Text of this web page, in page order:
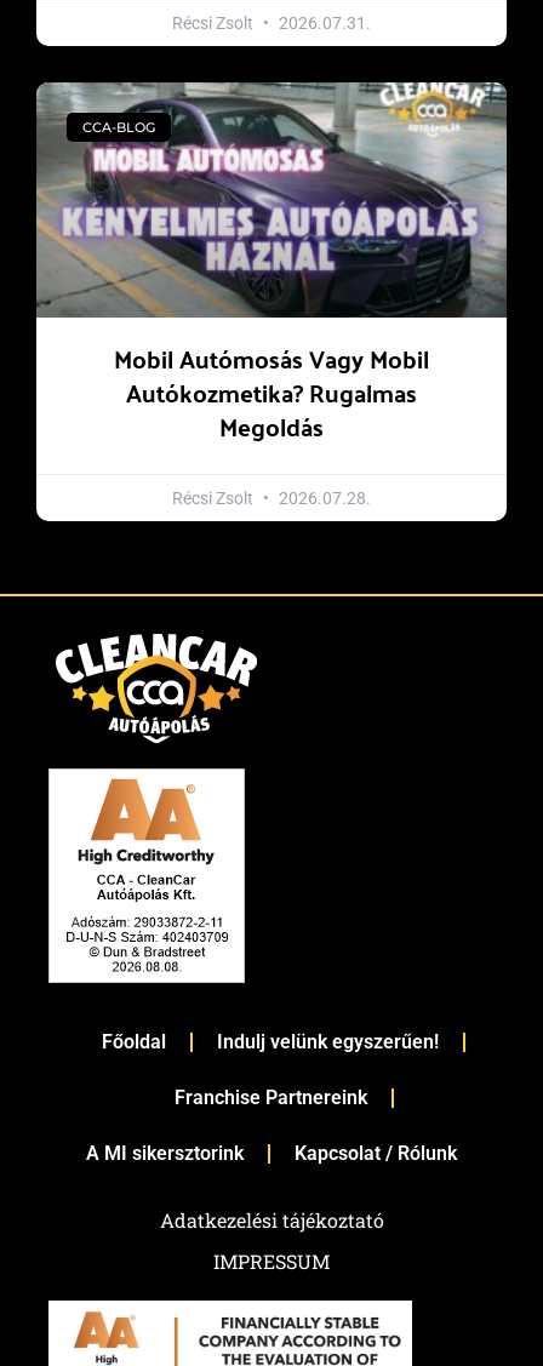
Récsi Zsolt 2026.07.31.
CCA-BLOG
Mobil Autómosás Vagy Mobil
Autókozmetika? Rugalmas
Megoldás
Récsi Zsolt 2026.07.28.
Főoldal Indulj velünk egyszerűen!
Franchise Partnereink
A MI sikersztorink Kapcsolat / Rólunk
Adatkezelési tájékoztató
IMPRESSUM